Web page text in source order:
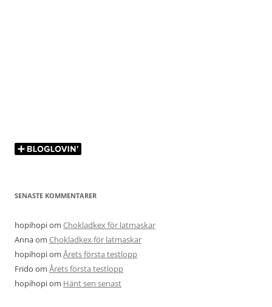
SENASTE KOMMENTARER
hopihopiom Chokladkex för latmaskar
Annaom Chokladkex för latmaskar
hopihopiom Årets första testlopp
Frido om Årets första testlopp
hopihopiom Hänt sen senast